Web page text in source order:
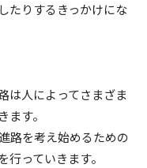
たりするきっかけにな
は人によってさまざま
す。
路を考え始めるための
っていきます。